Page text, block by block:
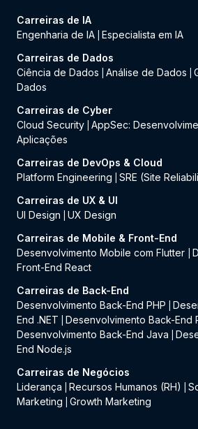
Carreiras de IA
Engenharia de IA Especialista em IA
Carreiras de Dados
Ciência de Dados
Análise de Dados
Dados
Carreiras de Cyber
Cloud Security AppSec:
Aplicações
Carreiras de DevOps & Cloud
Platform Engineering
SRE (Site
Carreiras de UX & UI
UI Design
UX Design
Carreiras de Mobile & Front-End
Desenvolvimento Mobile com Flutter
Front-End React
Carreiras de Back-End
Desenvolvimento Back-End PHP
End .NET
Desenvolvimento Back-End
Desenvolvimento Back-End Java
End Node.js
Carreiras de Negócios
Liderança
Recursos Humanos (RH)
Marketing
Growth Marketing